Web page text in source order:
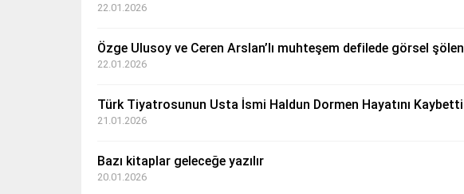
22.01.2026
Özge Ulusoy ve Ceren Arslan’lı muhteşem defilede görsel şölen
22.01.2026
Türk Tiyatrosunun Usta İsmi Haldun Dormen Hayatını Kaybetti
21.01.2026
Bazı kitaplar geleceğe yazılır
20.01.2026